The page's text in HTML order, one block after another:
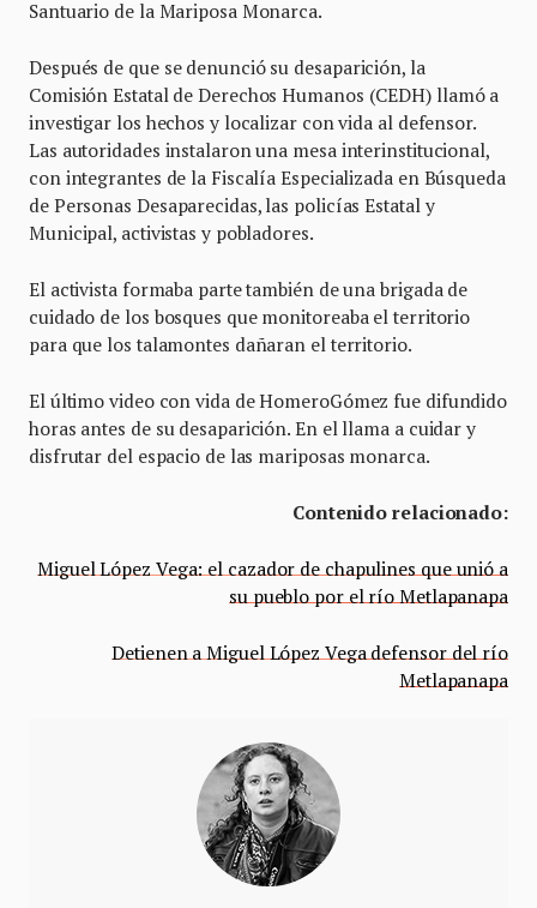
Santuario de la Mariposa Monarca.
Después de que se denunció su desaparición, la
Comisión Estatal de Derechos Humanos (CEDH) llamó a
investigar los hechos y localizar con vida al defensor.
Las autoridades instalaron una mesa interinstitucional,
con integrantes de la Fiscalía Especializada en Búsqueda
de Personas Desaparecidas, las policías Estatal y
Municipal, activistas y pobladores.
El activista formaba parte también de una brigada de
cuidado de los bosques que monitoreaba el territorio
para que los talamontes dañaran el territorio.
El último video con vida de HomeroGómez fue difundido
horas antes de su desaparición. En el llama a cuidar y
disfrutar del espacio de las mariposas monarca.
Contenido relacionado:
Miguel López Vega: el cazador de chapulines que unió a
su pueblo por el río Metlapanapa
Detienen a Miguel López Vega defensor del río
Metlapanapa